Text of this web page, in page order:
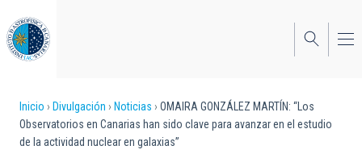
al
contenido
principal
Sobrescribir
enlaces
Inicio Divulgación Noticias
OMAIRA GONZÁLEZ MARTÍN: “Los
Observatorios en Canarias han sido clave para avanzar en el estudio
de la actividad nuclear en galaxias”